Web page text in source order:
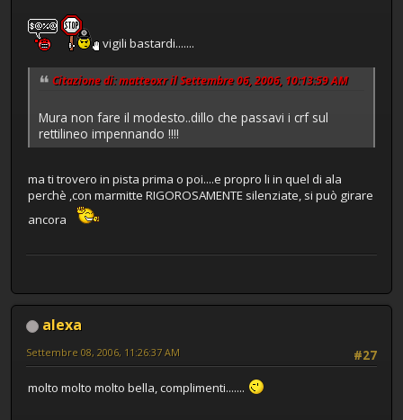
vigili bastardi.......
Citazione di: matteoxr il Settembre 06, 2006, 10:13:59 AM
Mura non fare il modesto..dillo che passavi i crf sul
rettilineo impennando !!!!
ma ti trovero in pista prima o poi....e propro li in quel di ala
perchè ,con marmitte RIGOROSAMENTE silenziate, si può girare
ancora
alexa
#27
Settembre 08, 2006, 11:26:37 AM
molto molto molto bella, complimenti.......